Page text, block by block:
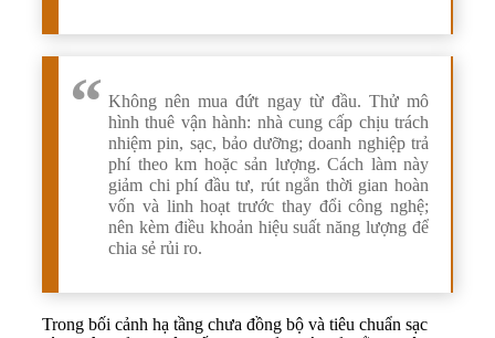
Không nên mua đứt ngay từ đầu. Thử mô
hình thuê vận hành: nhà cung cấp chịu trách
nhiệm pin, sạc, bảo dưỡng; doanh nghiệp trả
phí theo km hoặc sản lượng. Cách làm này
giảm chi phí đầu tư, rút ngắn thời gian hoàn
vốn và linh hoạt trước thay đổi công nghệ;
nên kèm điều khoản hiệu suất năng lượng để
chia sẻ rủi ro.
Trong bối cảnh hạ tầng chưa đồng bộ và tiêu chuẩn sạc